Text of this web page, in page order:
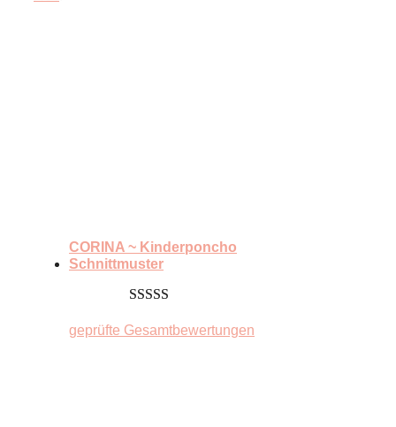
CORINA ~ Kinderponcho
Schnittmuster
geprüfte Gesamtbewertungen